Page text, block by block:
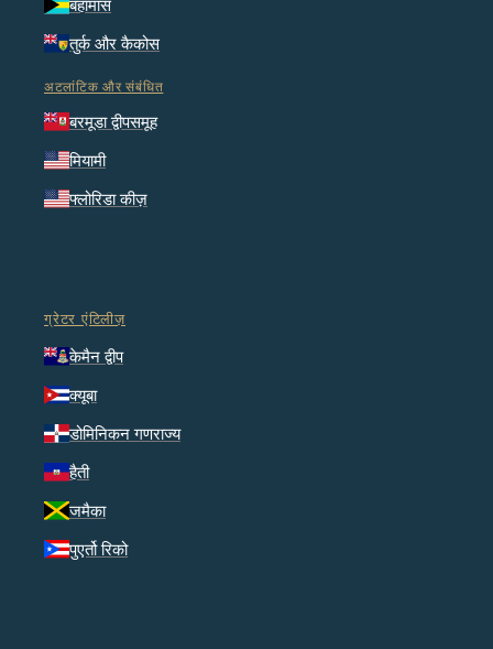
बहामास
तुर्क और कैकोस
अटलांटिक और संबंधित
बरमूडा द्वीपसमूह
मियामी
फ्लोरिडा कीज़
ग्रेटर एंटिलीज़
केमैन द्वीप
क्यूबा
डोमिनिकन गणराज्य
हैती
जमैका
पुएर्तो रिको